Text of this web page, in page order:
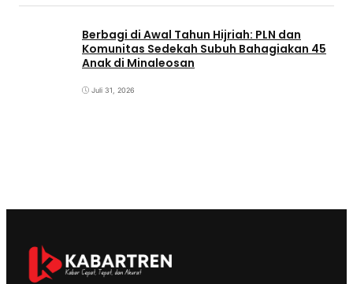
Berbagi di Awal Tahun Hijriah: PLN dan
Komunitas Sedekah Subuh Bahagiakan 45
Anak di Minaleosan
Juli 31, 2026